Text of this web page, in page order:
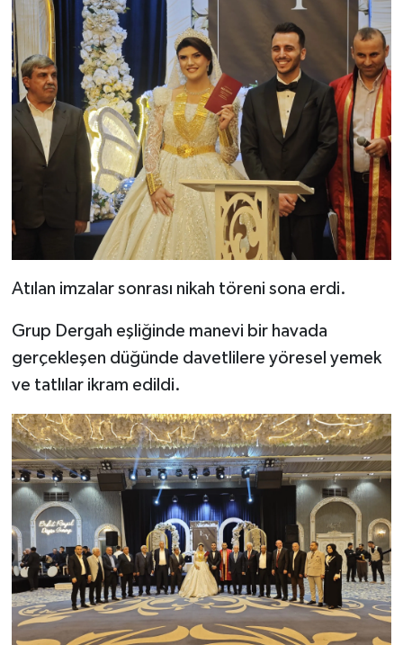
Atılan imzalar sonrası nikah töreni sona erdi.
Grup Dergah eşliğinde manevi bir havada
gerçekleşen düğünde davetlilere yöresel yemek
ve tatlılar ikram edildi.